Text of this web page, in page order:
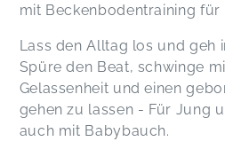
mit Beckenbodentraining für
Lass den Alltag los und geh
Spüre den Beat, schwinge
Gelassenheit und einen
gehen zu lassen - Für Jung
auch mit Babybauch.